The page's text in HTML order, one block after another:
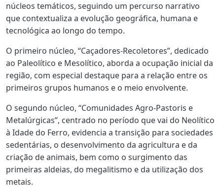
núcleos temáticos, seguindo um percurso narrativo
que contextualiza a evolução geográfica, humana e
tecnológica ao longo do tempo.
O primeiro núcleo, “Caçadores-Recoletores”, dedicado
ao Paleolítico e Mesolítico, aborda a ocupação inicial da
região, com especial destaque para a relação entre os
primeiros grupos humanos e o meio envolvente.
O segundo núcleo, “Comunidades Agro-Pastoris e
Metalúrgicas”, centrado no período que vai do Neolítico
à Idade do Ferro, evidencia a transição para sociedades
sedentárias, o desenvolvimento da agricultura e da
criação de animais, bem como o surgimento das
primeiras aldeias, do megalitismo e da utilização dos
metais.